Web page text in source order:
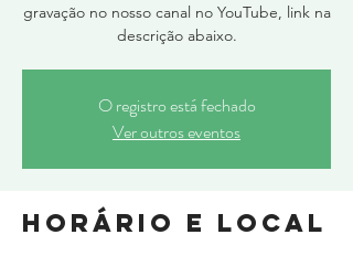
gravação no nosso canal no YouTube, link na
descrição abaixo.
O registro está fechado
Ver outros eventos
Horário e local